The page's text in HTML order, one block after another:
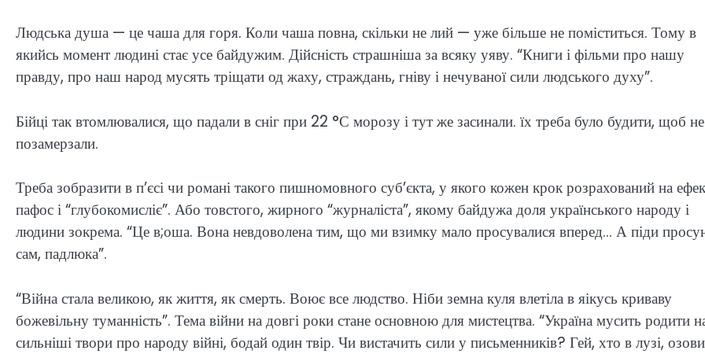
Людська душа — це чаша для горя. Коли чаша повна, скільки не лий — уже більше не поміститься. Тому в
якийсь момент людині стає усе байдужим. Дійсність страшніша за всяку уяву. “Книги і фільми про нашу
правду, про наш народ мусять тріщати од жаху, страждань, гніву і нечуваної сили людського духу”.
Бійці так втомлювалися, що падали в сніг при 22 °С морозу і тут же засинали. їх треба було будити, щоб не
позамерзали.
Треба зобразити в п’єсі чи романі такого пишномовного суб’єкта, у якого кожен крок розрахований на
пафос і “глубокомисліє”. Або товстого, жирного “журналіста”, якому байдужа доля українського народу і
людини зокрема. “Це в;оша. Вона невдоволена тим, що ми взимку мало просувалися вперед… А піди
сам, падлюка”.
“Війна стала великою, як життя, як смерть. Воює все людство. Ніби земна куля влетіла в яікусь криваву
божевільну туманність”. Тема війни на довгі роки стане основною для мистецтва. “Україна мусить родити
сильніші твори про народу війні, бодай один твір. Чи вистачить сили у письменників? Гей, хто в лузі,